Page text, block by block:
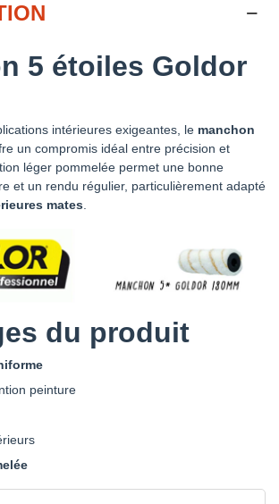
5 étoiles Goldor
intérieures exigeantes, le manchon
un compromis idéal entre précision et
léger pommelée permet une bonne
et un rendu régulier, particulièrement adapté
mates
du produit
peinture